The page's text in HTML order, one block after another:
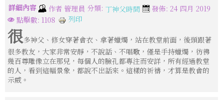
詳細內容 作者 管理員 分類: 丁神父時間
發佈: 24 四月 2019
點擊數: 1108
列印
很多神父、修女穿著會衣、拿著蠟燭，站在教堂前面，後頭跟著
很多教友，大家非常安靜，不說話、不唱歌，僅是手持蠟燭，彷彿
幾百尊雕像立在那兒，每個人的臉孔都專注而安詳，所有經過教堂
的人，看到這幅景象，都說不出話來。這樣的祈禱，才算是教會的
示威。